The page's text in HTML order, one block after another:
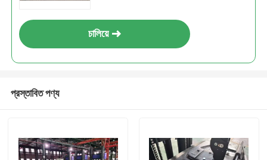
চালিয়ে
প্রস্তাবিত পণ্য